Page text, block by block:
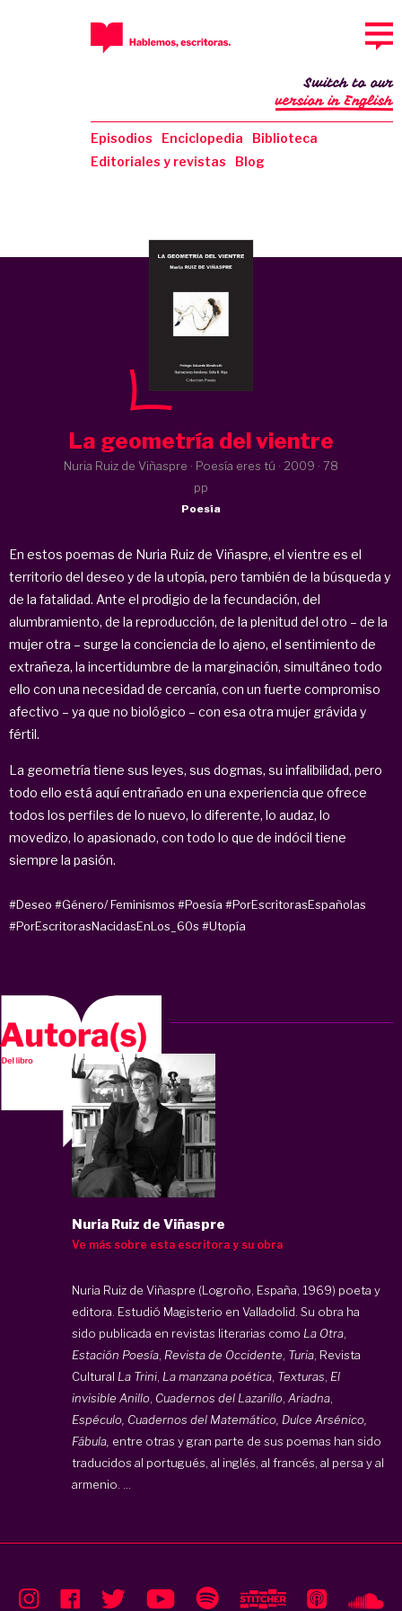
Episodios Enciclopedia
Biblioteca
Editoriales y revistas
Blog
Switch to our
version in English
La geometría del vientre
Nuria Ruiz de Viñaspre · Poesía eres tú · 2009 · 78
pp
Poesía
En estos poemas de Nuria Ruiz de Viñaspre, el vientre es el
territorio del deseo y de la utopía, pero también de la búsqueda y
de la fatalidad. Ante el prodigio de la fecundación, del
alumbramiento, de la reproducción, de la plenitud del otro – de la
mujer otra – surge la conciencia de lo ajeno, el sentimiento de
extrañeza, la incertidumbre de la marginación, simultáneo todo
ello con una necesidad de cercanía, con un fuerte compromiso
afectivo – ya que no biológico – con esa otra mujer grávida y
fértil.
La geometría tiene sus leyes, sus dogmas, su infalibilidad, pero
todo ello está aquí entrañado en una experiencia que ofrece
todos los perfiles de lo nuevo, lo diferente, lo audaz, lo
movedizo, lo apasionado, con todo lo que de indócil tiene
siempre la pasión.
#Deseo #Género/ Feminismos #Poesía #PorEscritorasEspañolas
#PorEscritorasNacidasEnLos_60s #Utopía
Nuria Ruiz de Viñaspre
Ve más sobre esta escritora y su obra
Nuria Ruiz de Viñaspre (Logroño, España, 1969) poeta y
editora. Estudió Magisterio en Valladolid. Su obra ha
sido publicada en revistas literarias como La Otra
Estación Poesía Revista de Occidente Turia , Revista
Cultural La Trini La manzana poética Texturas El
invisible Anillo Cuadernos del Lazarillo Ariadna
Espéculo, Cuadernos del Matemático, Dulce Arsénico,
Fábula, entre otras y gran parte de sus poemas han sido
traducidos al portugués, al inglés, al francés, al persa y al
armenio. ...